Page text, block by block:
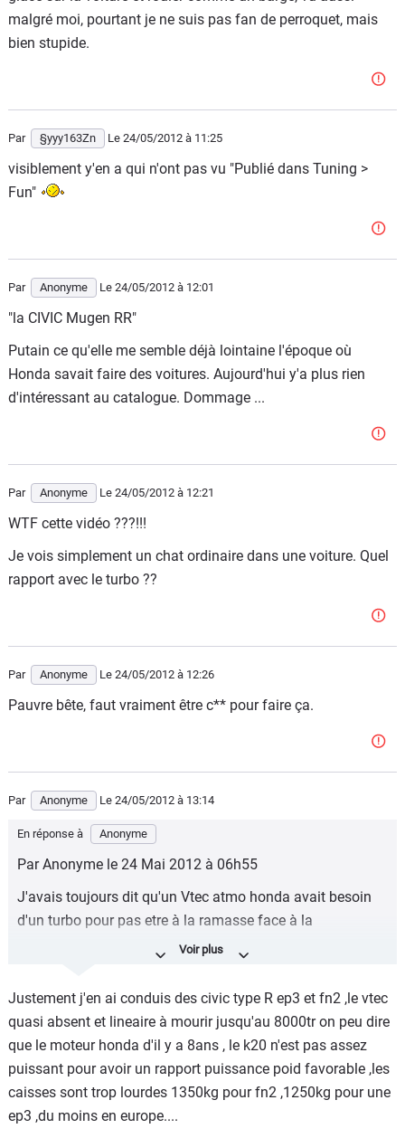
malgré moi, pourtant je ne suis pas fan de perroquet, mais
bien stupide.
Par §yyy163Zn Le 24/05/2012 à 11:25
visiblement y'en a qui n'ont pas vu "Publié dans Tuning >
Fun"
Par Anonyme Le 24/05/2012 à 12:01
"la CIVIC Mugen RR"
Putain ce qu'elle me semble déjà lointaine l'époque où
Honda savait faire des voitures. Aujourd'hui y'a plus rien
d'intéressant au catalogue. Dommage ...
Par Anonyme Le 24/05/2012 à 12:21
WTF cette vidéo ???!!!
Je vois simplement un chat ordinaire dans une voiture. Quel
rapport avec le turbo ??
Par Anonyme Le 24/05/2012 à 12:26
Pauvre bête, faut vraiment être c** pour faire ça.
Par Anonyme Le 24/05/2012 à 13:14
En réponse à Anonyme
Par Anonyme le 24 Mai 2012 à 06h55
J'avais toujours dit qu'un Vtec atmo honda avait besoin
d'un turbo pour pas etre à la ramasse face à la
-Caradisiac, le site qui rassemble le plus grand nombre de
non conaisseurs de l'automobile sportive... que les
contructeurs généralistes concurrents commencent déjà
par nous sortir un atmo qui dévellope plus de 120cv litre
Justement j'en ai conduis des civic type R ep3 et fn2 ,le vtec
quasi absent et lineaire à mourir jusqu'au 8000tr on peu dire
que le moteur honda d'il y a 8ans , le k20 n'est pas assez
puissant pour avoir un rapport puissance poid favorable ,les
caisses sont trop lourdes 1350kg pour fn2 ,1250kg pour une
ep3 ,du moins en europe....